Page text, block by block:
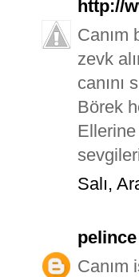
http://
Canım
zevk
canını
Börek
Ellerine
Salı,
pelince
Canım